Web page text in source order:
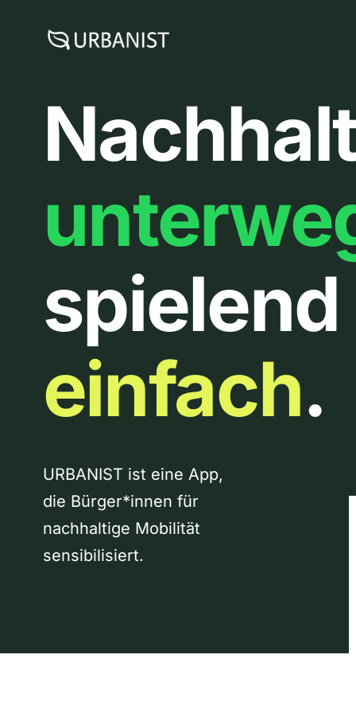
spielend
einfach.
URBANIST ist eine App,
die Bürger*innen für
nachhaltige Mobilität
sensibilisiert.